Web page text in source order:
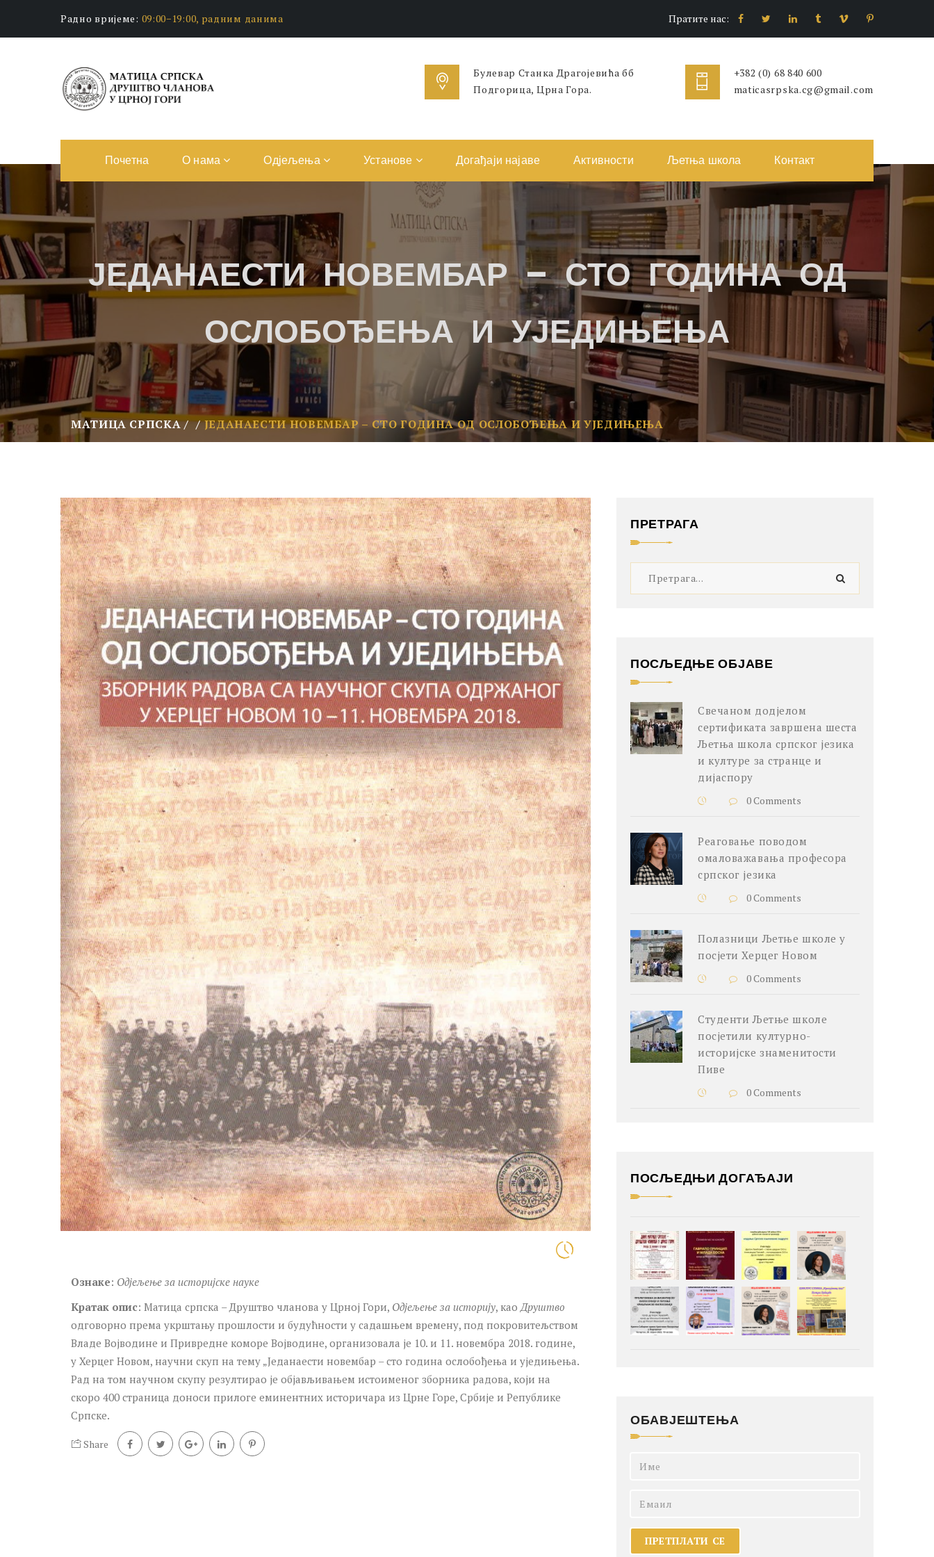
Радно вријеме: 09:00−19:00, радним данима Пратите нас:
Булевар Станка Драгојевића бб
Подгорица, Црна Гора.
+382 (0) 68 840 600
maticasrpska.cg@gmail.com
Почетна О нама Одјељења Установе Догађаји најаве Активности Љетња школа Контакт
ЈЕДАНАЕСТИ НОВЕМБАР – СТО ГОДИНА ОД
ОСЛОБОЂЕЊА И УЈЕДИЊЕЊА
МАТИЦА СРПСКА ЈЕДАНАЕСТИ НОВЕМБАР – СТО ГОДИНА ОД ОСЛОБОЂЕЊА И УЈЕДИЊЕЊА
Ознаке: Одјељење за историјске науке
Кратак опис: Матица српска – Друштво чланова у Црној Гори, Одјељење за историју, као Друштво
одговорно према укрштању прошлости и будућности у садашњем времену, под покровитељством
Владе Војводине и Привредне коморе Војводине, организовала је 10. и 11. новембра 2018. године,
у Херцег Новом, научни скуп на тему „Једанаести новембар – сто година ослобођења и уједињења.
Рад на том научном скупу резултирао је објављивањем истоименог зборника радова, који на
скоро 400 страница доноси прилоге еминентних историчара из Црне Горе, Србије и Републике
Српске.
Share
ПРЕТРАГА
ПОСЉЕДЊЕ ОБЈАВЕ
Свечаном додјелом
сертификата завршена шеста
Љетња школа српског језика
и културе за странце и
дијаспору
0 Comments
Реаговање поводом
омаловажавања професора
српског језика
0 Comments
Полазници Љетње школе у
посјети Херцег Новом
0 Comments
Студенти Љетње школе
посјетили културно-
историјске знаменитости
Пиве
0 Comments
ПОСЉЕДЊИ ДОГАЂАЈИ
ОБАВЈЕШТЕЊА